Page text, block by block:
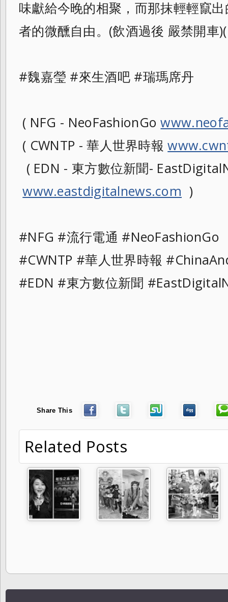
味獻給今晚的相聚，而那抹輕輕竄
者的微醺自由。(飲酒過後 嚴禁開車
#魏嘉瑩 #來生酒吧 #瑞瑪席丹
( NFG - NeoFashionGo
( CWNTP - 華人世界時報
( EDN - 東方數位新聞-
www.eastdigitalnews.com )
#NFG #流行電通
#CWNTP #華人世界時報
#EDN #東方數位新聞
Share This
Related Posts